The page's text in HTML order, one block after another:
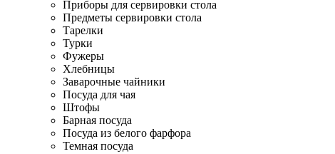
Приборы для сервировки стола
Предметы сервировки стола
Тарелки
Турки
Фужеры
Хлебницы
Заварочные чайники
Посуда для чая
Штофы
Барная посуда
Посуда из белого фарфора
Темная посуда